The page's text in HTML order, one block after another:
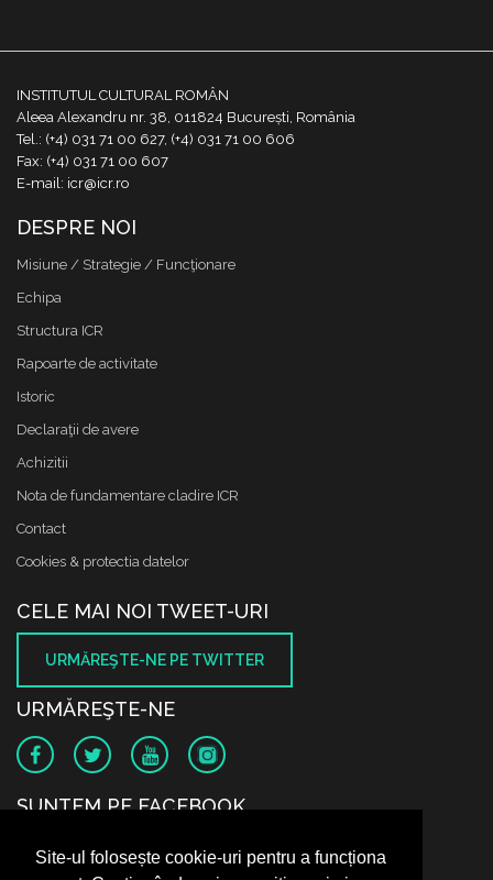
Site-ul folosește cookie-uri pentru a funcționa
INSTITUTUL CULTURAL ROMÂN
Aleea Alexandru nr. 38, 011824 București, România
Tel.: (+4) 031 71 00 627, (+4) 031 71 00 606
Fax: (+4) 031 71 00 607
E-mail: icr@icr.ro
DESPRE NOI
Misiune / Strategie / Funcţionare
Echipa
Structura ICR
Rapoarte de activitate
Istoric
Declaraţii de avere
Achizitii
Nota de fundamentare cladire ICR
Contact
Cookies & protectia datelor
CELE MAI NOI TWEET-URI
URMĂREŞTE-NE PE TWITTER
URMĂREŞTE-NE
SUNTEM PE FACEBOOK